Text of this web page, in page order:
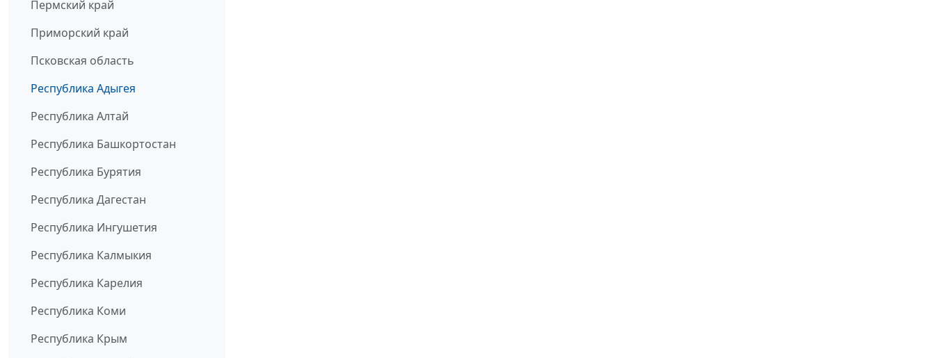
Пермский край
Приморский край
Псковская область
Республика Адыгея
Республика Алтай
Республика Башкортостан
Республика Бурятия
Республика Дагестан
Республика Ингушетия
Республика Калмыкия
Республика Карелия
Республика Коми
Республика Крым